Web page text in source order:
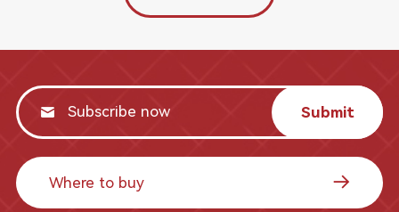
Submit
Where to buy